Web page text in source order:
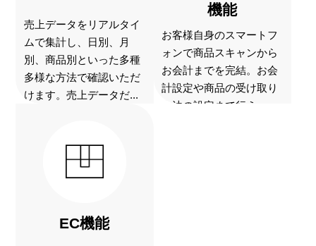
売上データをリアルタイ
ムで集計し、日別、月
別、商品別といった多種
多様な方法で確認いただ
けます。売上データだ...
機能
お客様自身のスマートフ
ォンで商品スキャンから
お会計までを完結。お会
計設定や商品の受け取り
方法の設定まで行え...
EC機能